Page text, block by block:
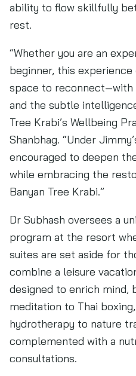
ability to flow skillfully
rest.
“Whether you are an
beginner, this
space to reconnect—with
and the subtle
Tree Krabi’s Wellbeing
Shanbhag. “Under
encouraged to deepen
while embracing the
Banyan Tree Krabi.”
Dr Subhash oversees a
program at the resort
suites are set aside for
combine a leisure
designed to enrich mind,
meditation to Thai
hydrotherapy to nature
complemented with a
consultations.